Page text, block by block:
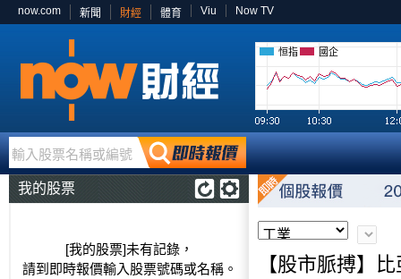
now.com 新聞 財經 體育 Viu Now TV
恒指 國企
輸入股票名稱或編號
我的股票
[我的股票]未有記錄，
請到即時報價輸入股票號碼或名稱。
【股市脈搏】